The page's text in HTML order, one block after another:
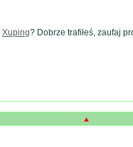
Xuping? Dobrze trafiłeś, zaufaj
▲